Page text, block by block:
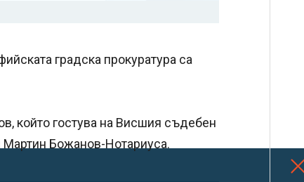
градска прокуратура са
който гостува на Висшия съдебен
Мартин Божанов-Нотариуса.